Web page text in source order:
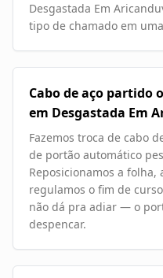
Desgastada Em
tipo de chamado em
Cabo de aço
em Desgastada Em
Fazemos troca de cabo
de portão automático
Reposicionamos a
regulamos o fim de
não dá pra adiar — o
despencar.